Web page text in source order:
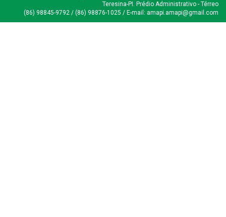
Teresina-PI. Prédio Administrativo - Térreo
(86) 98845-9792 / (86) 98876-1025 / E-mail: amapi.amapi@gmail.com